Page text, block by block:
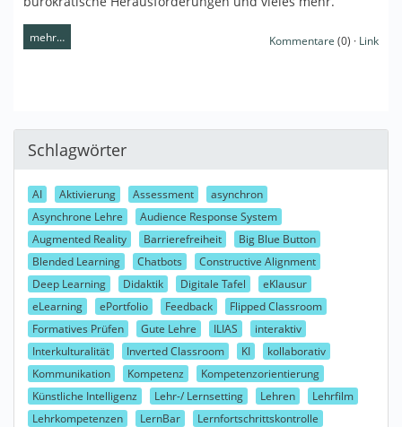
mehr… Kommentare (0) · Link
Schlagwörter
AI Aktivierung Assessment
asynchron
Asynchrone Lehre
Audience Response System
Augmented Reality
Barrierefreiheit
Big Blue Button
Blended Learning
Chatbots
Constructive Alignment
Deep Learning
Didaktik Digitale Tafel
eKlausur
eLearning
ePortfolio Feedback
Flipped Classroom
Formatives Prüfen
Gute Lehre ILIAS
interaktiv
Interkulturalität
Inverted Classroom KI
kollaborativ
Kommunikation
Kompetenz
Kompetenzorientierung
Künstliche Intelligenz
Lehr-/ Lernsetting Lehren
Lehrfilm
Lehrkompetenzen
LernBar
Lernfortschrittskontrolle